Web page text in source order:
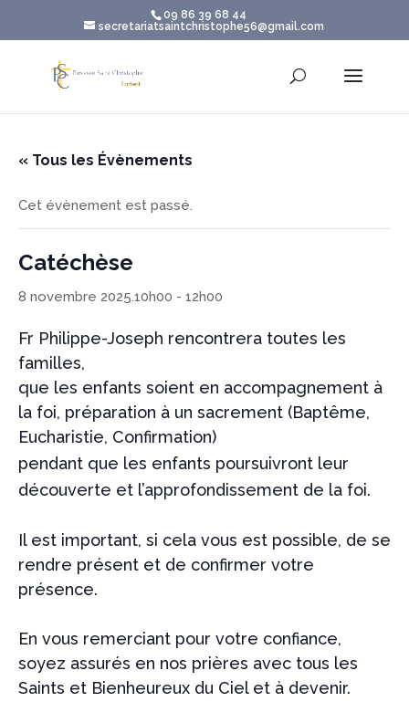
09 86 39 68 44
secretariatsaintchristophe56@gmail.com
« Tous les Évènements
Cet évènement est passé.
Catéchèse
8 novembre 2025.10h00 - 12h00
Fr Philippe-Joseph rencontrera toutes les
familles,
que les enfants soient en accompagnement à
la foi, préparation à un sacrement (Baptême,
Eucharistie, Confirmation)
pendant que les enfants poursuivront leur
découverte et l’approfondissement de la foi.
Il est important, si cela vous est possible, de se
rendre présent et de confirmer votre
présence.
En vous remerciant pour votre confiance,
soyez assurés en nos prières avec tous les
Saints et Bienheureux du Ciel et à devenir.